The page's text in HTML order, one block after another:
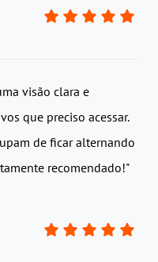
visão clara e
que preciso acessar.
de ficar alternando
recomendado!"